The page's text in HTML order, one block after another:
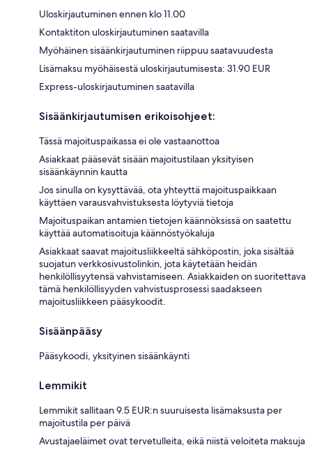
Uloskirjautuminen ennen klo 11.00
Kontaktiton uloskirjautuminen saatavilla
Myöhäinen sisäänkirjautuminen riippuu saatavuudesta
Lisämaksu myöhäisestä uloskirjautumisesta: 31.90 EUR
Express-uloskirjautuminen saatavilla
Sisäänkirjautumisen erikoisohjeet:
Tässä majoituspaikassa ei ole vastaanottoa
Asiakkaat pääsevät sisään majoitustilaan yksityisen
sisäänkäynnin kautta
Jos sinulla on kysyttävää, ota yhteyttä majoituspaikkaan
käyttäen varausvahvistuksesta löytyviä tietoja
Majoituspaikan antamien tietojen käännöksissä on saatettu
käyttää automatisoituja käännöstyökaluja
Asiakkaat saavat majoitusliikkeeltä sähköpostin, joka sisältää
suojatun verkkosivustolinkin, jota käytetään heidän
henkilöllisyytensä vahvistamiseen. Asiakkaiden on suoritettava
tämä henkilöllisyyden vahvistusprosessi saadakseen
majoitusliikkeen pääsykoodit.
Sisäänpääsy
Pääsykoodi, yksityinen sisäänkäynti
Lemmikit
Lemmikit sallitaan 9.5 EUR:n suuruisesta lisämaksusta per
majoitustila per päivä
Avustajaeläimet ovat tervetulleita, eikä niistä veloiteta maksuja